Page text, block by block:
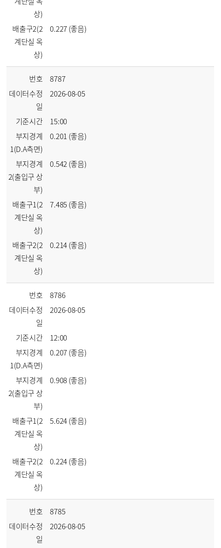
상)
배출구2(2
계단실 옥
상)
0.227 (좋음)
번호
8787
데이터수정
일
2026-08-05
기준시간
15:00
부지경계
1(D.A측면)
0.201 (좋음)
부지경계
2(출입구 상
부)
0.542 (좋음)
배출구1(2
계단실 옥
상)
7.485 (좋음)
배출구2(2
계단실 옥
상)
0.214 (좋음)
번호
8786
데이터수정
일
2026-08-05
기준시간
12:00
부지경계
1(D.A측면)
0.207 (좋음)
부지경계
2(출입구 상
부)
0.908 (좋음)
배출구1(2
계단실 옥
상)
5.624 (좋음)
배출구2(2
계단실 옥
상)
0.224 (좋음)
번호
8785
데이터수정
일
2026-08-05